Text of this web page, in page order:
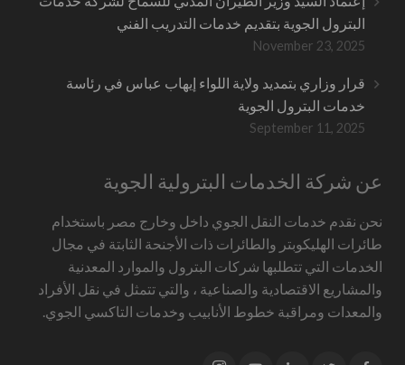
البترول الجوية بتقديم خدمات التدريب الفني
November 23, 2025
قرار وزاري بتمديد ولاية اللواء إيهاب عباس في رئاسة
خدمات البترول الجوية
September 11, 2025
عن شركة الخدمات البترولية الجوية
نحن نقدم خدمات النقل الجوي داخل وخارج مصر باستخدام
طائرات الهليكوبتر والطائرات ذات الأجنحة الثابتة في مجال
الخدمات التي تتطلبها شركات البترول والموارد المعدنية
والمشاريع الاقتصادية والصناعية ، والتي تتمثل في نقل الأفراد
والمعدات ومراقبة خطوط الأنابيب وخدمات التاكسي الجوي.